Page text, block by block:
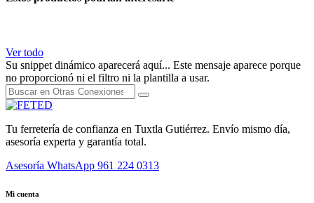
Ver todo
Su snippet dinámico aparecerá aquí... Este mensaje aparece porque
no proporcionó ni el filtro ni la plantilla a usar.
Tu ferretería de confianza en Tuxtla Gutiérrez. Envío mismo día,
asesoría experta y garantía total.
Asesoría WhatsApp 961 224 0313
Mi cuenta